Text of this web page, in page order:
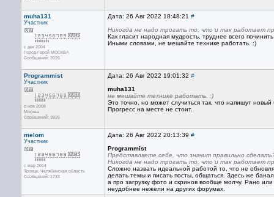
muha131
Участник
с дек 2004
Город-Герой МОСКВА
Сообщений: 3026
Дата: 26 Авг 2022 18:48:21 #
Никогда не надо трогать то, что и так работает
Как гласит народная мудрость, труднее всего
Иными словами, не мешайте технике работать. :)
Programmist
Участник
с ноя 2008
Москва
Сообщений: 3826
Дата: 26 Авг 2022 19:01:32 #
muha131
не мешайте технике работать. :)
Это точно, но может случиться так, что напишут
Прогресс на месте не стоит.
melom
Участник
с мар 2014
Троицк, Челябинская область
Сообщений: 1733
Дата: 26 Авг 2022 20:13:39 #
Programmist
Представляете себе, что значит правильно
Никогда не надо трогать то, что и так работает
Сложно назвать идеальной работой то, что не
делать темы и писать посты, общаться. Здесь же
а про загрузку фото и скринов вообще молчу. Рано
неудобнее нежели на других форумах.